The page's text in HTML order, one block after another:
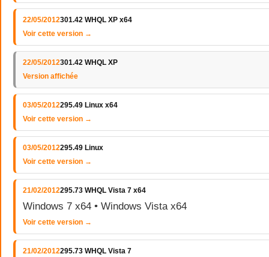
22/05/2012301.42 WHQL XP x64
Voir cette version →
22/05/2012301.42 WHQL XP
Version affichée
03/05/2012295.49 Linux x64
Voir cette version →
03/05/2012295.49 Linux
Voir cette version →
21/02/2012295.73 WHQL Vista 7 x64
Windows 7 x64 • Windows Vista x64
Voir cette version →
21/02/2012295.73 WHQL Vista 7